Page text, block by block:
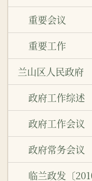
重要会议
重要工作
兰山区人民政府
政府工作综述
政府工作会议
政府常务会议
临兰政发〔